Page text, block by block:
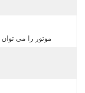
موتور را می